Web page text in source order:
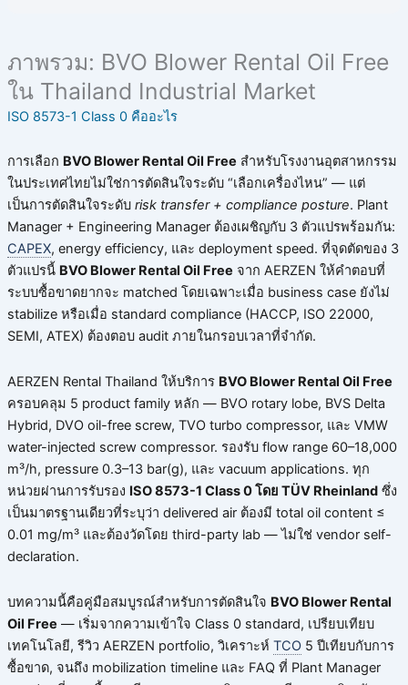
ภาพรวม: BVO Blower Rental Oil Free
ใน Thailand Industrial Market
ISO 8573-1 Class 0 คืออะไร
การเลือก BVO Blower Rental Oil Free สำหรับโรงงานอุตสาหกรรม
ในประเทศไทยไม่ใช่การตัดสินใจระดับ “เลือกเครื่องไหน” — แต่
เป็นการตัดสินใจระดับ risk transfer + compliance posture. Plant
Manager + Engineering Manager ต้องเผชิญกับ 3 ตัวแปรพร้อมกัน:
CAPEX, energy efficiency, และ deployment speed. ที่จุดตัดของ 3
ตัวแปรนี้ BVO Blower Rental Oil Free จาก AERZEN ให้คำตอบที่
ระบบซื้อขาดยากจะ matched โดยเฉพาะเมื่อ business case ยังไม่
stabilize หรือเมื่อ standard compliance (HACCP, ISO 22000,
SEMI, ATEX) ต้องตอบ audit ภายในกรอบเวลาที่จำกัด.
AERZEN Rental Thailand ให้บริการ BVO Blower Rental Oil Free
ครอบคลุม 5 product family หลัก — BVO rotary lobe, BVS Delta
Hybrid, DVO oil-free screw, TVO turbo compressor, และ VMW
water-injected screw compressor. รองรับ flow range 60–18,000
m³/h, pressure 0.3–13 bar(g), และ vacuum applications. ทุก
หน่วยผ่านการรับรอง ISO 8573-1 Class 0 โดย TÜV Rheinlandซึ่ง
เป็นมาตรฐานเดียวที่ระบุว่า delivered air ต้องมี total oil content ≤
0.01 mg/m³ และต้องวัดโดย third-party lab — ไม่ใช่ vendor self-
declaration.
บทความนี้คือคู่มือสมบูรณ์สำหรับการตัดสินใจ BVO Blower Rental
Oil Free — เริ่มจากความเข้าใจ Class 0 standard, เปรียบเทียบ
เทคโนโลยี, รีวิว AERZEN portfolio, วิเคราะห์ TCO5 ปีเทียบกับการ
ซื้อขาด, จนถึง mobilization timeline และ FAQ ที่ Plant Manager